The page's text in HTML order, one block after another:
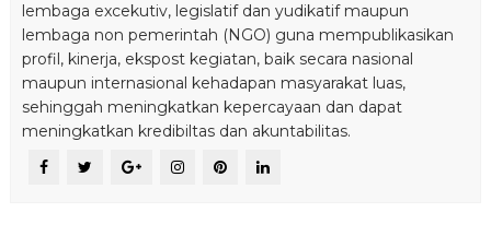
lembaga excekutiv, legislatif dan yudikatif maupun
lembaga non pemerintah (NGO) guna mempublikasikan
profil, kinerja, ekspost kegiatan, baik secara nasional
maupun internasional kehadapan masyarakat luas,
sehinggah meningkatkan kepercayaan dan dapat
meningkatkan kredibiltas dan akuntabilitas.